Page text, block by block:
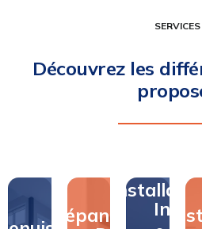
SERVICES
Découvrez les
Dépannage
Installation